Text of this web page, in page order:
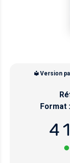
Version
Format :